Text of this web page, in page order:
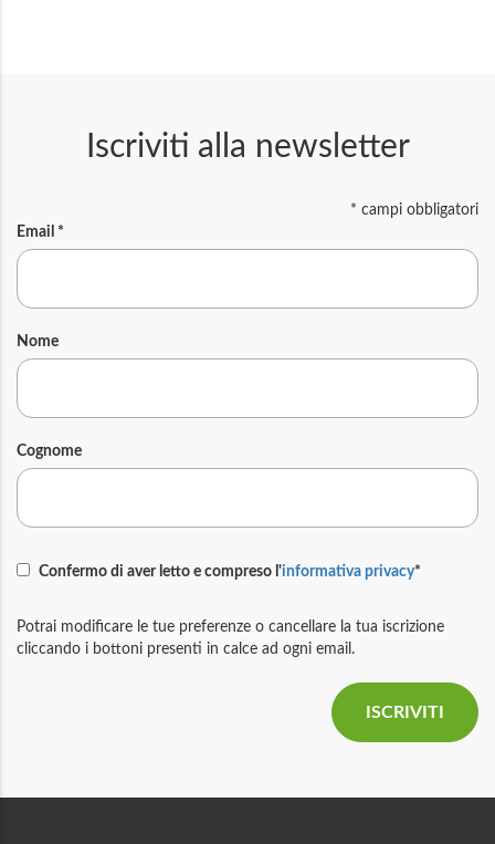
Iscriviti alla newsletter
* campi obbligatori
Email *
Nome
Cognome
Confermo di aver letto e compreso l'informativa privacy*
Potrai modificare le tue preferenze o cancellare la tua iscrizione
cliccando i bottoni presenti in calce ad ogni email.